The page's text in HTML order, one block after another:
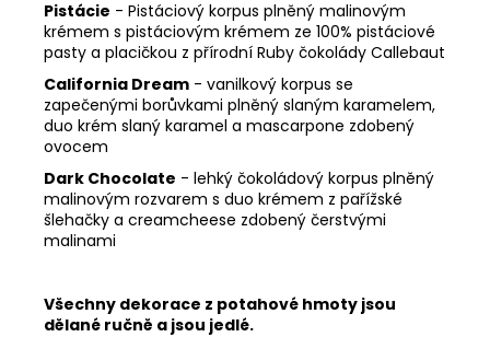
Pistácie - Pistáciový korpus plněný malinovým
krémem s pistáciovým krémem ze 100% pistáciové
pasty a placičkou z přírodní Ruby čokolády Callebaut
California Dream - vanilkový korpus se
zapečenými borůvkami plněný slaným karamelem,
duo krém slaný karamel a mascarpone zdobený
ovocem
Dark Chocolate - lehký čokoládový korpus plněný
malinovým rozvarem s duo krémem z pařížské
šlehačky a creamcheese zdobený čerstvými
malinami
Všechny dekorace z potahové hmoty jsou
dělané ručně a jsou jedlé.